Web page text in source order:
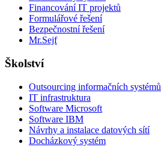
Financování IT projektů
Formulářové řešení
Bezpečnostní řešení
Mr.Sejf
Školství
Outsourcing informačních systémů
IT infrastruktura
Software Microsoft
Software IBM
Návrhy a instalace datových sítí
Docházkový systém